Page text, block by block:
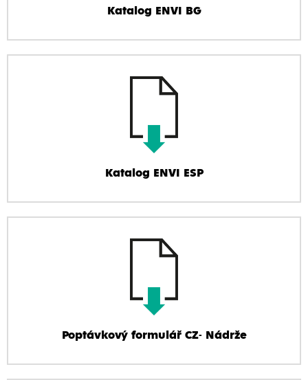
Katalog ENVI BG
Katalog ENVI ESP
Poptávkový formulář CZ- Nádrže